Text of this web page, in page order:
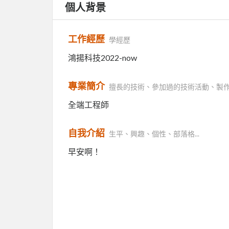
個人背景
工作經歷 學經歷
鴻揚科技2022-now
專業簡介 擅長的技術、參加過的技術活動、製
全端工程師
自我介紹 生平、興趣、個性、部落格...
早安啊！